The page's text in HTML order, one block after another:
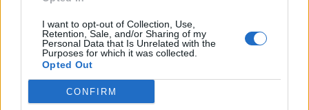
I want to opt-out of Collection, Use,
Retention, Sale, and/or Sharing of my
Personal Data that Is Unrelated with the
Purposes for which it was collected.
Opted Out
CONFIRM
10 tanács, ha jobban akarod érezni magad
a hétköznapokban